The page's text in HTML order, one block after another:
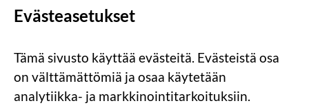
Taideteollisuusalan perustutkinto, artesaani
Ahonen Iida, Alavieska
Hintsala Heljä, Nivala
Evästeasetukset
Tämä sivusto käyttää evästeitä. Evästeistä osa
on välttämättömiä ja osaa käytetään
analytiikka- ja markkinointitarkoituksiin.